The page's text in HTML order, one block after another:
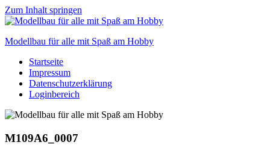
Zum Inhalt springen
Modellbau für alle mit Spaß am Hobby
Scale
modelling
to
Startseite
Impressum
Datenschutzerklärung
Loginbereich
M109A6_0007